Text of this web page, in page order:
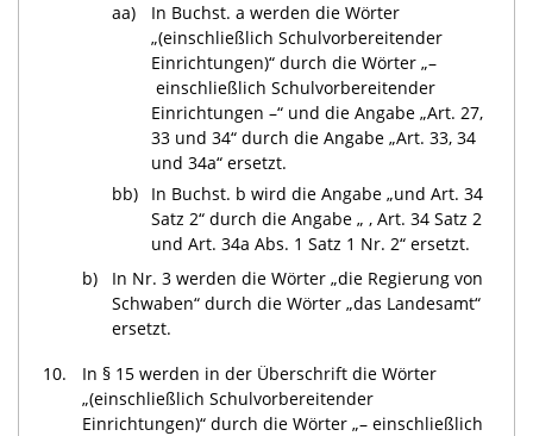
aa)
In Buchst. a werden die Wörter
„(einschließlich Schulvorbereitender
Einrichtungen)“ durch die Wörter „–
einschließlich Schulvorbereitender
Einrichtungen –“ und die Angabe „Art. 27,
33 und 34“ durch die Angabe „Art. 33, 34
und 34a“ ersetzt.
bb)
In Buchst. b wird die Angabe „und Art. 34
Satz 2“ durch die Angabe „ , Art. 34 Satz 2
und Art. 34a Abs. 1 Satz 1 Nr. 2“ ersetzt.
b)
In Nr. 3 werden die Wörter „die Regierung von
Schwaben“ durch die Wörter „das Landesamt“
ersetzt.
10.
In § 15 werden in der Überschrift die Wörter
„(einschließlich Schulvorbereitender
Einrichtungen)“ durch die Wörter „– einschließlich